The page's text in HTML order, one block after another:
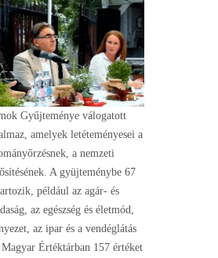
Gyűjteménye válogatott
amelyek letéteményesei a
a nemzeti
A gyüjteménybe 67
például az agár- és
az egészség és életmód,
az ipar és a vendéglátás
Értéktárban 157 értéket